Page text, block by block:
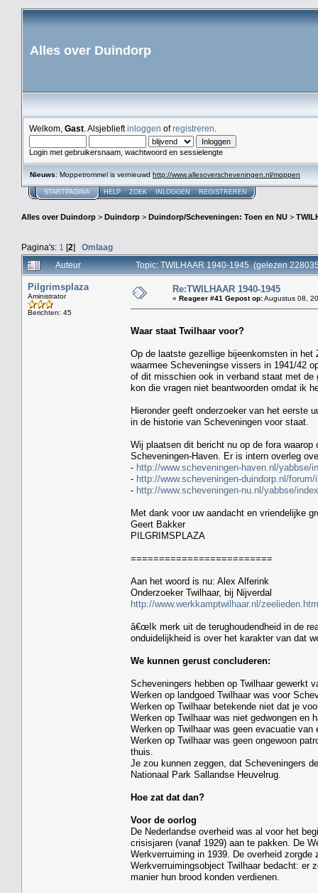
Alles over Duindorp
Welkom, Gast . Alsjeblieftinloggen ofregistreren
Login met gebruikersnaam, wachtwoord en sessielengte
Nieuws: Moppetrommel is vernieuwd http://www.allesoverscheveningen.nl/moppen
STARTPAGINA HELP ZOEK INLOGGEN REGISTREREN
Alles over Duindorp > Duindorp > Duindorp/Scheveningen: Toen en NU >
Pagina's: 1 [2] Omlaag
Auteur
Topic: TWILHAAR 1940-1945 (gelezen
Pilgrimsplaza
Aministrator
Berichten: 45
Re:TWILHAAR 1940-1945
« Reageer #41 Gepost op:Augustus 08,
Waar staat Twilhaar voor?
Op de laatste gezellige bijeenkomsten in
waarmee Scheveningse vissers in 1941/42
of dit misschien ook in verband staat met
kon die vragen niet beantwoorden omdat ik
Hieronder geeft onderzoeker van het eerste
in de historie van Scheveningen voor staat.
Wij plaatsen dit bericht nu op de fora
Scheveningen-Haven. Er is intern overleg
- http://www.scheveningen-haven.nl/yabbse/
- http://www.scheveningen-duindorp.nl/
- http://www.scheveningen-nu.nl/yabbse/
Met dank voor uw aandacht en vriendelijke
Geert Bakker
PILGRIMSPLAZA
=========================
Aan het woord is nu: Alex Alferink
Onderzoeker Twilhaar, bij Nijverdal
http://www.werkkamptwilhaar.nl/
â€œIk merk uit de terughoudendheid in de
onduidelijkheid is over het karakter van dat
We kunnen gerust concluderen:
Scheveningers hebben op Twilhaar gewerkt
Werken op landgoed Twilhaar was voor
Werken op Twilhaar betekende niet dat je
Werken op Twilhaar was niet gedwongen en
Werken op Twilhaar was geen evacuatie
Werken op Twilhaar was geen ongewoon
thuis.
Je zou kunnen zeggen, dat Scheveningers
Nationaal Park Sallandse Heuvelrug.
Hoe zat dat dan?
Voor de oorlog
De Nederlandse overheid was al voor het
crisisjaren (vanaf 1929) aan te pakken. De
Werkverruiming in 1939. De overheid
Werkverruimingsobject Twilhaar bedacht: er
manier hun brood konden verdienen.